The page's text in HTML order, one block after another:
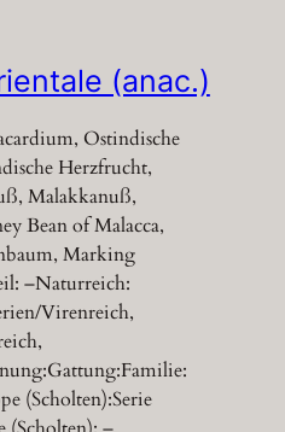
(anac.)
Ostindische
Herzfrucht,
Malakkanuß,
Bean of Malacca,
Marking
–Naturreich:
Virenreich,
(Scholten):Serie